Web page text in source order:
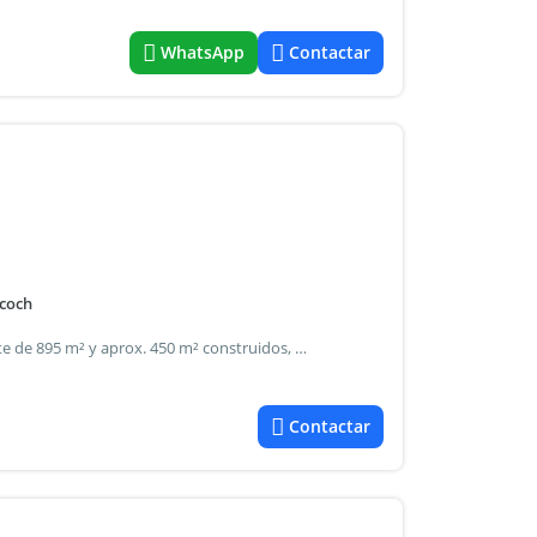
WhatsApp Contactar
Asesor elias kucharki 2 2 3 5 3 8 3 5 0 4 propiedad sobre lote de 895 m² y aprox. 450 m² construidos, distribuida en 5 dormitorios, 5 baños, gran living, comedor, amplia cocina con lavadero, garage doble con dependencia, quincho completo, pileta climatizada y calefacción por radiadores. Excelente ubicación en calle asfaltada, a metros de av. Constitución y del club once unidos. Propiedad en florisbelo acosta entre andrade y daireaux lote: 895 m² superficie construida: aprox. 450 m² (a confirmar) alarma en toda la casa planta baja gran living y comedor independientes cocina amplia con lavadero toilette 2 dormitorios 1 baño completo habitación adicional con baño completo patio con pileta climatizada parte del quincho quincho con parrilla garage cubierto para 2 camionetas grandes dependencia de servicio amplia trotadora a la calle y otra interna hacia el garage planta alta 2 dormitorios 1 baño completo 1 dormitorio en suite con baño privado y vestidor - calefacción por radiadores
Contactar